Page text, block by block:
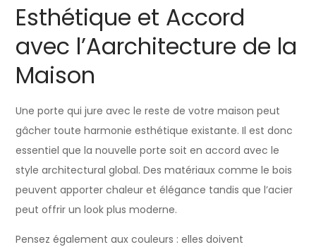
Esthétique et Accord
avec l’Aarchitecture de la
Maison
Une porte qui jure avec le reste de votre maison peut
gâcher toute harmonie esthétique existante. Il est donc
essentiel que la nouvelle porte soit en accord avec le
style architectural global. Des matériaux comme le bois
peuvent apporter chaleur et élégance tandis que l’acier
peut offrir un look plus moderne.
Pensez également aux couleurs : elles doivent